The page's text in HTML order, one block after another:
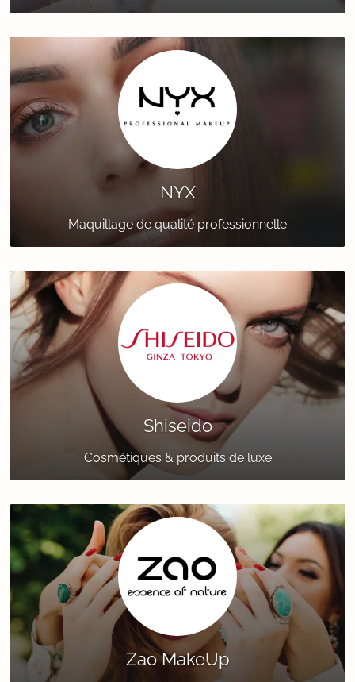
NYX
Maquillage de qualité professionnelle
Shiseido
Cosmétiques & produits de luxe
Zao MakeUp